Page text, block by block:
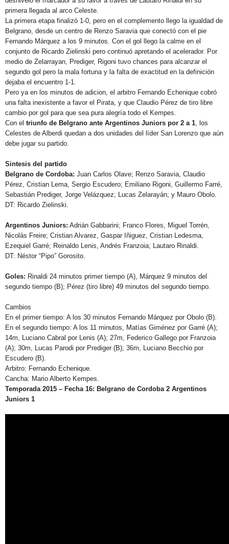
primera llegada al arco Celeste.
La primera etapa finalizó 1-0, pero en el complemento llego la igualdad de
Belgrano, desde un centro de Renzo Saravia que conectó con el pie
Fernando Márquez a los 9 minutos. Con el gol llego la calme en el
conjunto de Ricardo Zielinski pero continuó apretando el acelerador. Por
medio de Zelarrayan, Prediger, Rigoni tuvo chances para alcanzar el
segundo gol pero la mala fortuna y la falta de exactitud en la definición
dejaba el encuentro 1-1.
Pero ya en los minutos de adicion, el arbitro Fernando Echenique cobró
una falta inexistente a favor el Pirata, y que Claudio Pérez de tiro libre
cambio por gol para que sea pura alegría todo el Kempes.
Con el triunfo de Belgrano ante Argentinos Juniors por 2 a 1, los
Celestes de Alberdi quedan a dos unidades del líder San Lorenzo que aún
debe jugar su partido.
Sintesis del partido
Belgrano de Cordoba: Juan Carlos Olave; Renzo Saravia, Claudio
Pérez, Cristian Lema, Sergio Escudero; Emiliano Rigoni, Guillermo Farré,
Sebastián Prediger, Jorge Velázquez; Lucas Zelarayán; y Mauro Obolo.
DT: Ricardo Zielinski.
Argentinos Juniors: Adrián Gabbarini; Franco Flores, Miguel Torrén,
Nicolás Freire; Cristian Alvarez, Gaspar Iñiguez, Cristian Ledesma,
Ezequiel Garré; Reinaldo Lenis, Andrés Franzoia; Lautaro Rinaldi.
DT: Néstor “Pipo” Gorosito.
Goles: Rinaldi 24 minutos primer tiempo (A), Márquez 9 minutos del
segundo tiempo (B); Pérez (tiro libre) 49 minutos del segundo tiempo.
Cambios
En el primer tiempo: A los 30 minutos Fernando Márquez por Obolo (B).
En el segundo tiempo: A los 11 minutos, Matías Giménez por Garré (A);
14m, Luciano Cabral por Lenis (A); 27m, Federico Gallego por Franzoia
(A); 30m, Lucas Parodi por Prediger (B); 36m, Luciano Becchio por
Escudero (B).
Arbitro: Fernando Echenique.
Cancha: Mario Alberto Kempes.
Temporada 2015 – Fecha 16: Belgrano de Cordoba 2 Argentinos
Juniors 1